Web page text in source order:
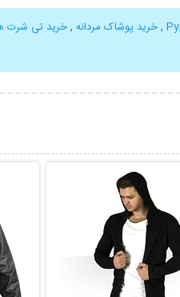
,خرید پوشاک مردانه ,خرید تی شرت